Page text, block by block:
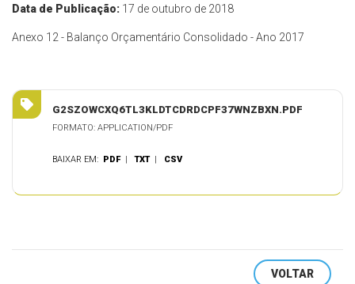
Data de Publicação: 17 de outubro de 2018
Anexo 12 - Balanço Orçamentário Consolidado - Ano 2017
G2SZOWCXQ6TL3KLDTCDRDCPF37WNZBXN.PDF
FORMATO: APPLICATION/PDF
BAIXAR EM: PDF |TXT | CSV
VOLTAR